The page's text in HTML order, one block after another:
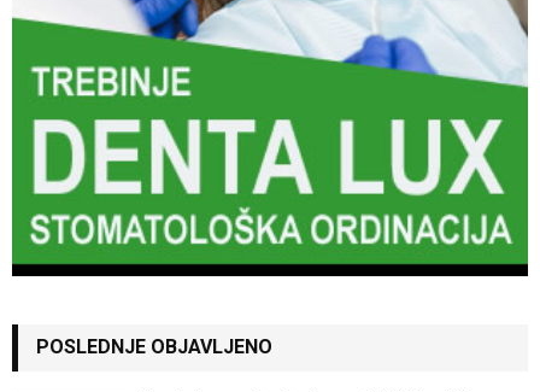
POSLEDNJE OBJAVLJENO